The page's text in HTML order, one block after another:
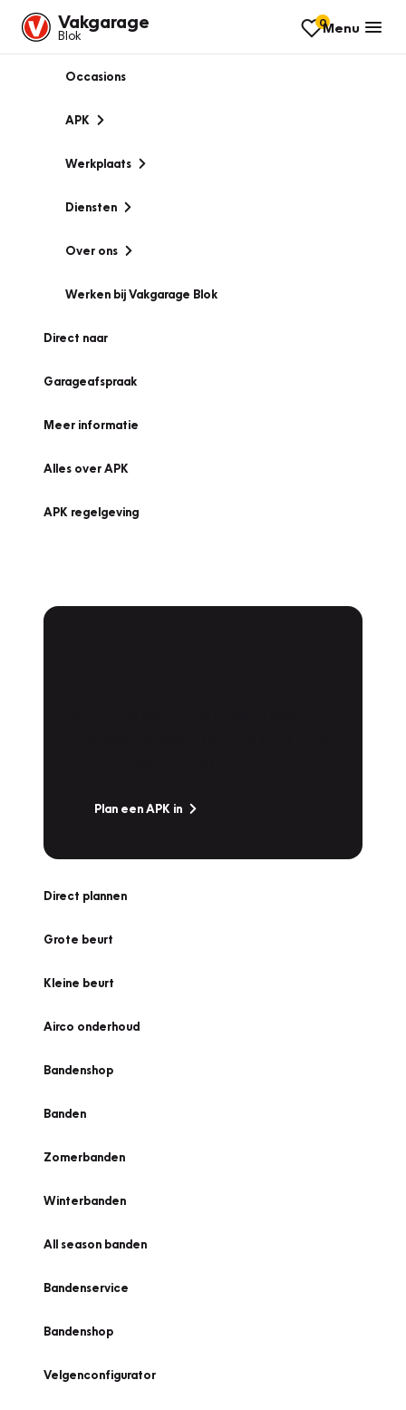
Vakgarage
Blok
0Menu
Occasions
APK
Werkplaats
Diensten
Over ons
Werken bij Vakgarage Blok
Direct naar
Garageafspraak
Meer informatie
Alles over APK
APK regelgeving
Plan een APK in
Direct plannen
Grote beurt
Kleine beurt
Airco onderhoud
Bandenshop
Banden
Zomerbanden
Winterbanden
All season banden
Bandenservice
Bandenshop
Velgenconfigurator